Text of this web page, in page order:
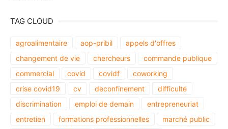
TAG CLOUD
agroalimentaire aop-pribil
appels d'offres
changement de vie
chercheurs
commande publique
commercial
covid covidf
coworking
crise covid19
cv deconfinement
difficulté
discrimination
emploi de demain
entrepreneuriat
entretien
formations professionnelles
marché public